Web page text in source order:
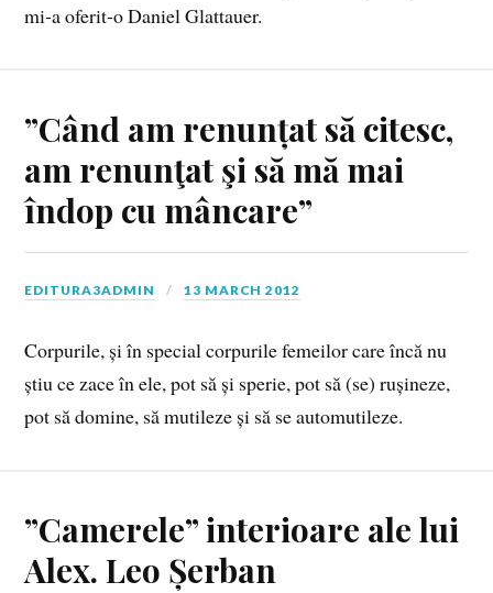
mi-a oferit-o Daniel Glattauer.
”Când am renunțat să citesc,
am renunţat şi să mă mai
îndop cu mâncare”
EDITURA3ADMIN 13 MARCH 2012
Corpurile, și în special corpurile femeilor care încă nu
știu ce zace în ele, pot să și sperie, pot să (se) rușineze,
pot să domine, să mutileze și să se automutileze.
”Camerele” interioare ale lui
Alex. Leo Șerban